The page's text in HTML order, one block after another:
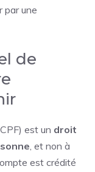
par une
de
est un droit
, et non à
est crédité